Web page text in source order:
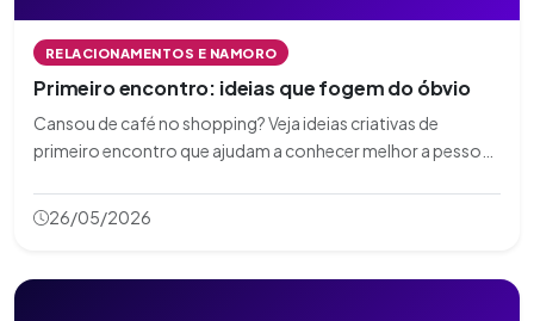
RELACIONAMENTOS E NAMORO
Primeiro encontro: ideias que fogem do óbvio
Cansou de café no shopping? Veja ideias criativas de
primeiro encontro que ajudam a conhecer melhor a pessoa
26/05/2026